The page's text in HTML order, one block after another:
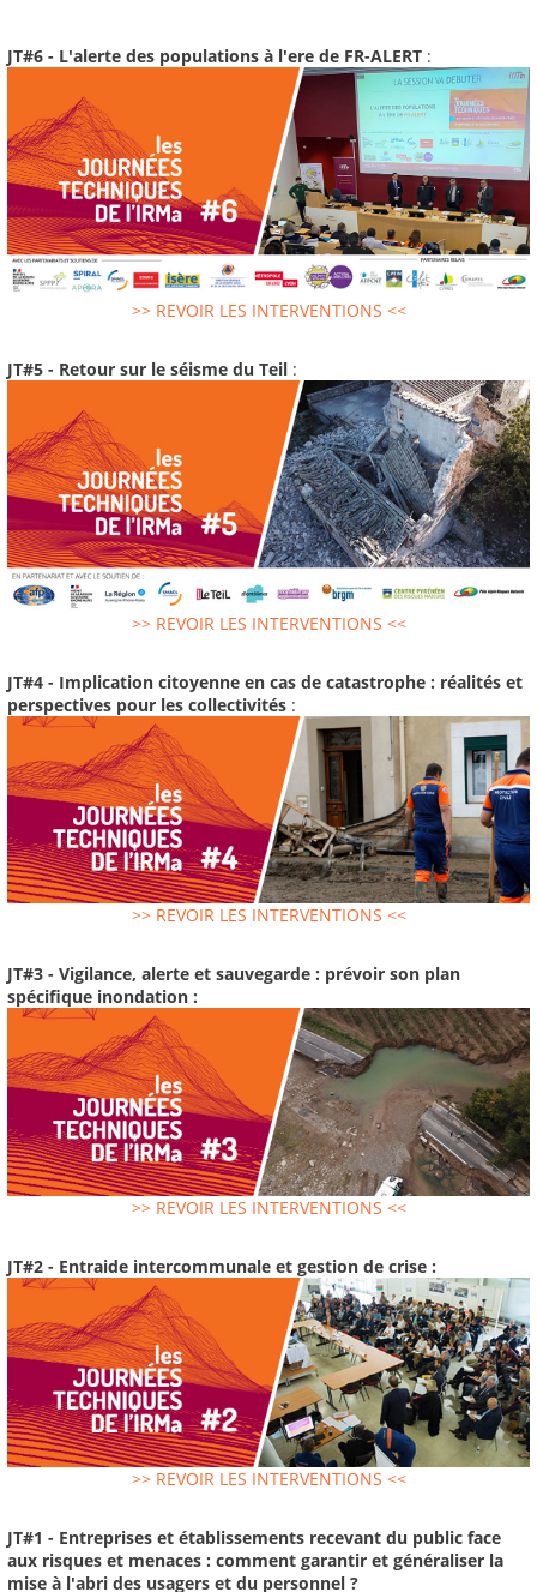
JT#6 - L'alerte des populations à l'ere de FR-ALERT :
>> REVOIR LES INTERVENTIONS <<
JT#5 - Retour sur le séisme du Teil :
>> REVOIR LES INTERVENTIONS <<
JT#4 - Implication citoyenne en cas de catastrophe : réalités et
perspectives pour les collectivités :
>> REVOIR LES INTERVENTIONS <<
JT#3 - Vigilance, alerte et sauvegarde : prévoir son plan
spécifique inondation :
>> REVOIR LES INTERVENTIONS <<
JT#2 - Entraide intercommunale et gestion de crise :
>> REVOIR LES INTERVENTIONS <<
JT#1 - Entreprises et établissements recevant du public face
aux risques et menaces : comment garantir et généraliser la
mise à l'abri des usagers et du personnel ?